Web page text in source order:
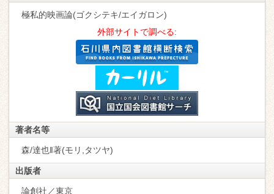
極私的映画論(ゴクシテキ/エイガロン)
外部サイトで調べる:
著者名等
森/達也‖著(モリ,タツヤ)
出版者
論創社／東京